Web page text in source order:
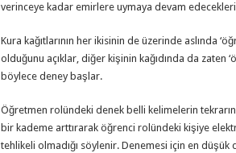
verinceye kadar emirlere uymaya devam
Kura kağıtlarının her ikisinin de üzerinde aslında
olduğunu açıklar, diğer kişinin kağıdında da zaten
böylece deney başlar.
Öğretmen rolündeki denek belli kelimelerin
bir kademe arttırarak öğrenci rolündeki kişiye
tehlikeli olmadığı söylenir. Denemesi için en düşük